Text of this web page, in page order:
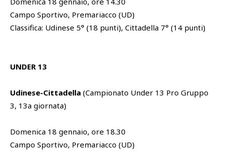
Campo Sportivo, Premariacco (UD)
Classifica: Udinese 5° (18 punti), Cittadella 7° (14 punti)
UNDER 13
Udinese-Cittadella (Campionato Under 13 Pro Gruppo
3, 13a giornata)
Domenica 18 gennaio, ore 18.30
Campo Sportivo, Premariacco (UD)